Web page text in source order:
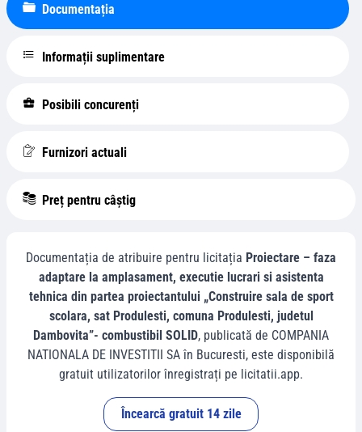
Documentația
Informații suplimentare
Posibili concurenți
Furnizori actuali
Preț pentru câștig
Documentația de atribuire pentru licitația Proiectare – faza
adaptare la amplasament, executie lucrari si asistenta
tehnica din partea proiectantului „Construire sala de sport
scolara, sat Produlesti, comuna Produlesti, judetul
Dambovita”- combustibil SOLID, publicată de COMPANIA
NATIONALA DE INVESTITII SA în Bucuresti, este disponibilă
gratuit utilizatorilor înregistrați pe licitatii.app.
Încearcă gratuit 14 zile